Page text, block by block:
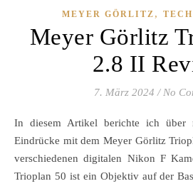
MEYER GÖRLITZ ,
Meyer Görlitz
2.8 II
7. März 2024 / No
In diesem Artikel berichte ich über meine Erfahrungen und
Eindrücke mit dem Meyer Görlitz
verschiedenen digitalen Nikon F
Trioplan 50 ist ein Objektiv auf der